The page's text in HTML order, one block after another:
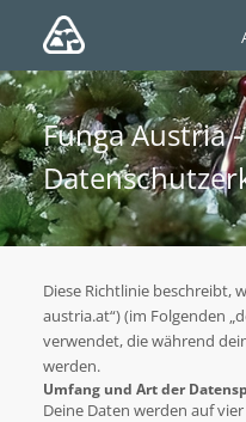
Funga Austria -
Diese Richtlinie beschreibt,
austria.at“) (im Folgenden
verwendet, die während
werden.
Umfang und Art der
Deine Daten werden auf